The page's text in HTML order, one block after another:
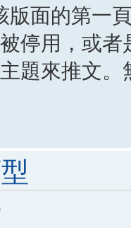
版面的第一
停用，或
題來推文